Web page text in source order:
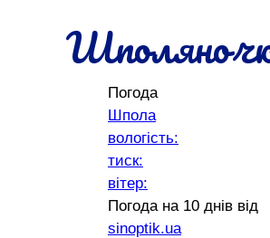
Погода
Шпола
вологість:
тиск:
вітер:
Погода на 10 днів від
sinoptik.ua